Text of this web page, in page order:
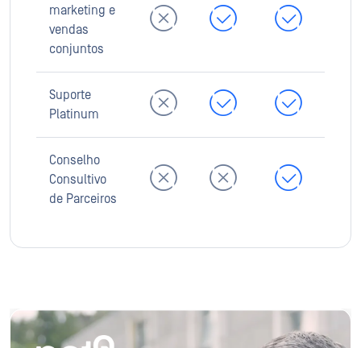
marketing e
vendas
conjuntos
Suporte
Platinum
Conselho
Consultivo
de Parceiros